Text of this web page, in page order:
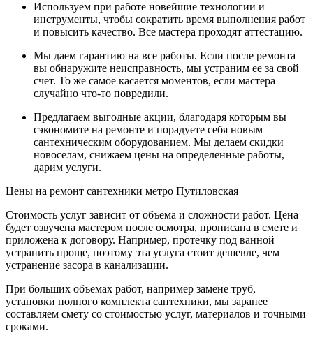
Используем при работе новейшие технологии и
инструменты, чтобы сократить время выполнения работ
и повысить качество. Все мастера проходят аттестацию.
Мы даем гарантию на все работы. Если после ремонта
вы обнаружите неисправность, мы устраним ее за свой
счет. То же самое касается моментов, если мастера
случайно что-то повредили.
Предлагаем выгодные акции, благодаря которым вы
сэкономите на ремонте и порадуете себя новым
сантехническим оборудованием. Мы делаем скидки
новоселам, снижаем цены на определенные работы,
дарим услуги.
Цены на ремонт сантехники метро Путиловская
Стоимость услуг зависит от объема и сложности работ. Цена
будет озвучена мастером после осмотра, прописана в смете и
приложена к договору. Например, протечку под ванной
устранить проще, поэтому эта услуга стоит дешевле, чем
устранение засора в канализации.
При больших объемах работ, например замене труб,
установки полного комплекта сантехники, мы заранее
составляем смету со стоимостью услуг, материалов и точными
сроками.